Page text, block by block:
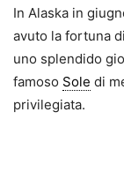
In Alaska in
avuto la fortuna
uno splendido
famoso Sole di
privilegiata.